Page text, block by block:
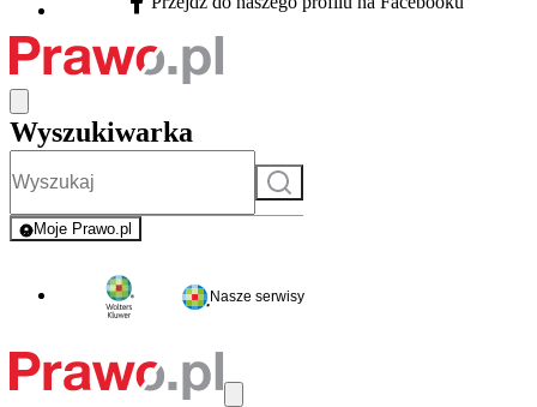
Facebook - otwiera się w nowej karcie
Wyszukiwarka
Szukaj
Moje Prawo.pl
- rejestracja i logowanie do serwisu
Nasze serwisy